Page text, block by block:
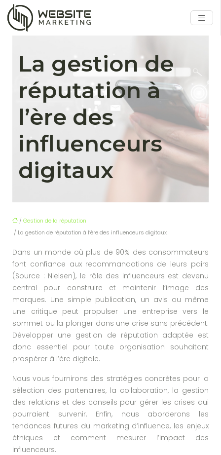
La gestion de
réputation à
l’ère des
influenceurs
digitaux
/ Gestion de la réputation
/ La gestion de réputation à l’ère des influenceurs digitaux
Dans un monde où plus de 90% des consommateurs
font confiance aux recommandations de leurs pairs
(Source : Nielsen), le rôle des influenceurs est devenu
central pour construire et maintenir l’image des
marques. Une simple publication, un avis ou même
une critique peut propulser une entreprise vers le
sommet ou la plonger dans une crise sans précédent.
Développer une gestion de réputation adaptée est
donc essentiel pour toute organisation souhaitant
prospérer à l’ère digitale.
Nous vous fournirons des stratégies concrètes pour la
sélection des partenaires, la collaboration, la gestion
des relations et des conseils pour gérer les crises qui
pourraient survenir. Enfin, nous aborderons les
tendances futures du marketing d’influence, les enjeux
éthiques et comment mesurer l’impact des
influenceurs.